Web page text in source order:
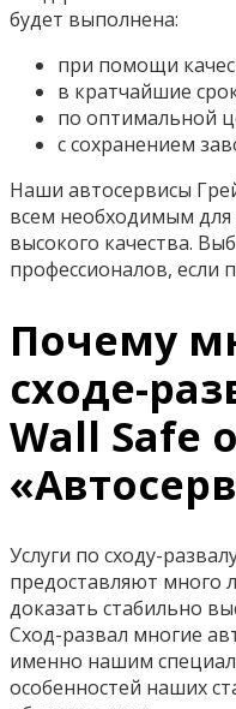
будет выполнена:
при помощи
в кратчайшие
по оптимальной
с сохранением
Наши автосервисы
всем необходимым для
высокого качества.
профессионалов, если
Почему
сходе-
Wall Safe
Услуги по сходу-
предоставляют много
доказать стабильно
Сход-развал многие
именно нашим
особенностей наших